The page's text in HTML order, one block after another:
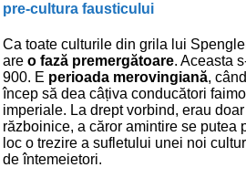
pre-cultura fausticului
Ca toate culturile din grila lui
are o fază premergătoare. Aceasta
900. E perioada merovingiană,
încep să dea câțiva conducători
imperiale. La drept vorbind, erau
războinice, a căror amintire se putea
loc o trezire a sufletului unei noi
de întemeietori.